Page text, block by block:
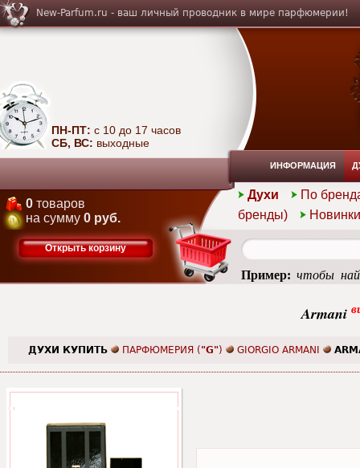
Armani
ДУХИ КУПИТЬ ПАРФЮМЕРИЯ ( "G") GIORGIO ARMANI
New-Parfum.ru - ваш личный проводник в мире парфюмерии!
ПН-ПТ: с 10 до 17 часов
СБ, ВС: выходные
ИНФОРМАЦИЯ
Духи
По
бренды)
Новинки
0 товаров
на сумму 0 руб.
Открыть корзину
Пример: чтобы